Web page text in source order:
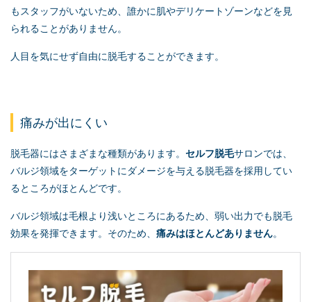
もスタッフがいないため、誰かに肌やデリケートゾーンなどを見
られることがありません。
人目を気にせず自由に脱毛することができます。
痛みが出にくい
脱毛器にはさまざまな種類があります。 セルフ脱毛サロンでは、
バルジ領域をターゲットにダメージを与える脱毛器を採用してい
るところがほとんどです。
バルジ領域は毛根より浅いところにあるため、弱い出力でも脱毛
効果を発揮できます。そのため、 痛みはほとんどありません。